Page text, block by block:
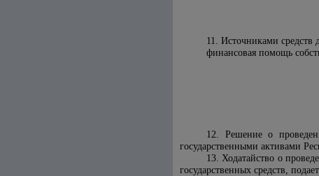
11. Источниками средств
финансовая помощь
12. Решение о
государственными активами
13. Ходатайство о
государственных средств,